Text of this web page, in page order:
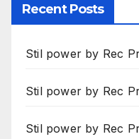
Recent Posts
Stil power by Rec
Stil power by Rec
Stil power by Rec